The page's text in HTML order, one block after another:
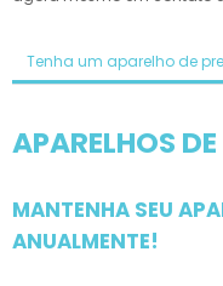
Tenha um aparelho de
APARELHOS
MANTENHA SEU
ANUALMENTE!